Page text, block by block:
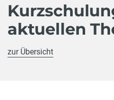
aktuellen
zur Übersicht